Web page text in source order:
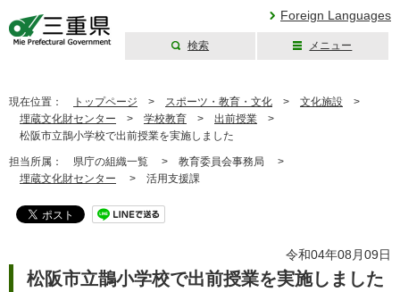
Foreign Languages
検索 メニュー
現在位置： トップページ > スポーツ・教育・文化 > 文化施設 >
埋蔵文化財センター > 学校教育 > 出前授業 >
松阪市立鵲小学校で出前授業を実施しました
担当所属： 県庁の組織一覧 > 教育委員会事務局 >
埋蔵文化財センター > 活用支援課
令和04年08月09日
松阪市立鵲小学校で出前授業を実施しました